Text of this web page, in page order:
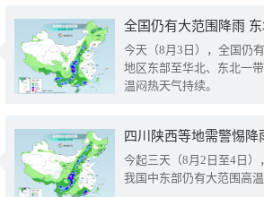
全国仍有大范围降雨
今天（8月3日），全国仍
地区东部至华北、东北一
温闷热天气持续。
今起三天（8月2日至4日
我国中东部仍有大范围高